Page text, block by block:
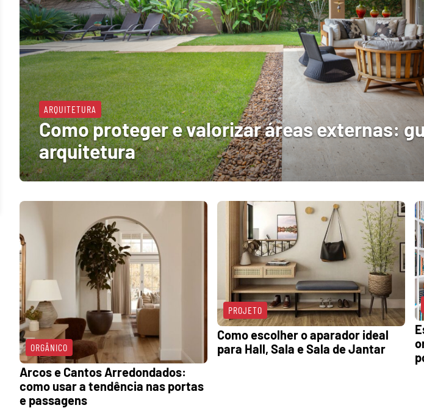
ARQUITETURA
Como proteger e valorizar áreas externas:
arquitetura
ORGÂNICO
Arcos e Cantos Arredondados:
como usar a tendência nas portas
e passagens
PROJETO
Como escolher o aparador ideal
para Hall, Sala e Sala de Jantar